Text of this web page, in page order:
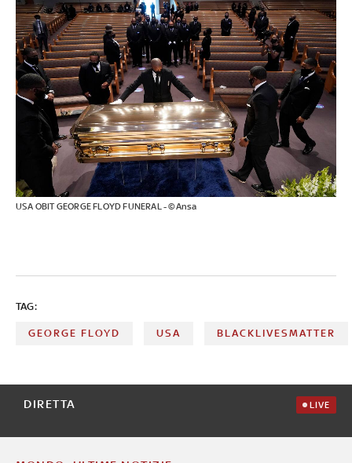
USA OBIT GEORGE FLOYD FUNERAL - ©Ansa
TAG:
GEORGE FLOYD USA BLACKLIVESMATTER
DIRETTA LIVE